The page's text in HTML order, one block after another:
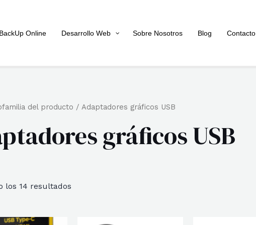
BackUp Online Desarrollo Web Sobre Nosotros Blog Contacto
del producto / Adaptadores gráficos USB
gráficos USB
los 14 resultados